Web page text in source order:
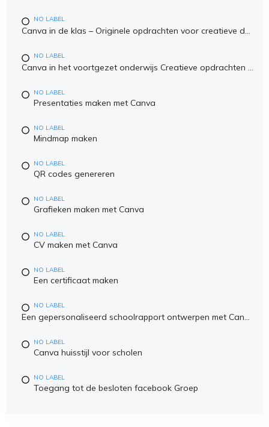
NO LABEL
NO LABEL
NO LABEL
Presentaties maken met Canva
NO LABEL
Mindmap maken
NO LABEL
QR codes genereren
NO LABEL
Grafieken maken met Canva
NO LABEL
CV maken met Canva
NO LABEL
Een certificaat maken
NO LABEL
NO LABEL
Canva huisstijl voor scholen
NO LABEL
Toegang tot de besloten facebook Groep